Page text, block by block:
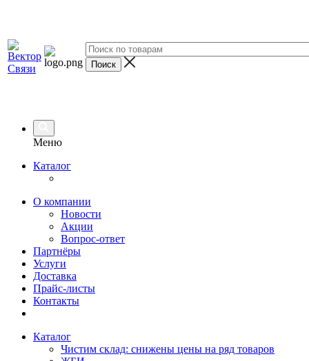
Меню
Каталог
О компании
Новости
Акции
Вопрос-ответ
Партнёры
Услуги
Доставка
Прайс-листы
Контакты
Каталог
Чистим склад: снижены цены на ряд товаров